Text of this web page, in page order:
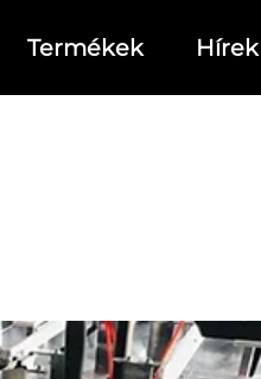
Termékek Hírek